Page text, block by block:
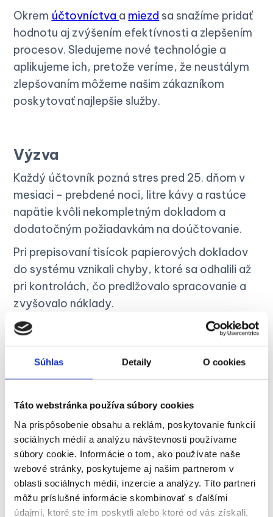
Súhlas Detaily O cookies
Táto webstránka používa súbory cookies
Na prispôsobenie obsahu a reklám, poskytovanie funkcií
sociálnych médií a analýzu návštevnosti používame
súbory cookie. Informácie o tom, ako používate naše
webové stránky, poskytujeme aj našim partnerom v
oblasti sociálnych médií, inzercie a analýzy. Títo partneri
môžu príslušné informácie skombinovať s ďalšími
údajmi, ktoré ste im poskytli alebo ktoré od vás získali,
Okrem účtovníctva a miezd sa snažíme pridať
hodnotu aj zvýšením efektívnosti a zlepšením
procesov. Sledujeme nové technológie a
aplikujeme ich, pretože veríme, že neustálym
zlepšovaním môžeme našim zákazníkom
poskytovať najlepšie služby.
Výzva
Každý účtovník pozná stres pred 25. dňom v
mesiaci - prebdené noci, litre kávy a rastúce
napätie kvôli nekompletným dokladom a
dodatočným požiadavkám na doúčtovanie.
Pri prepisovaní tisícok papierových dokladov
do systému vznikali chyby, ktoré sa odhalili až
pri kontrolách, čo predlžovalo spracovanie a
zvyšovalo náklady.
Často nás klienti žiadali o kópie dokladov pre
reklamácie, čo znamenalo doklad
identifikovať, vyhľadať, oskenovať, poslať e-
mailom a opäť založiť.
Riešenie